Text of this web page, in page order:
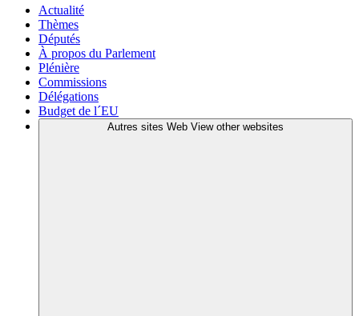
Actualité
Thèmes
Députés
À propos du Parlement
Plénière
Commissions
Délégations
Budget de l´EU
Autres sites Web View other websites